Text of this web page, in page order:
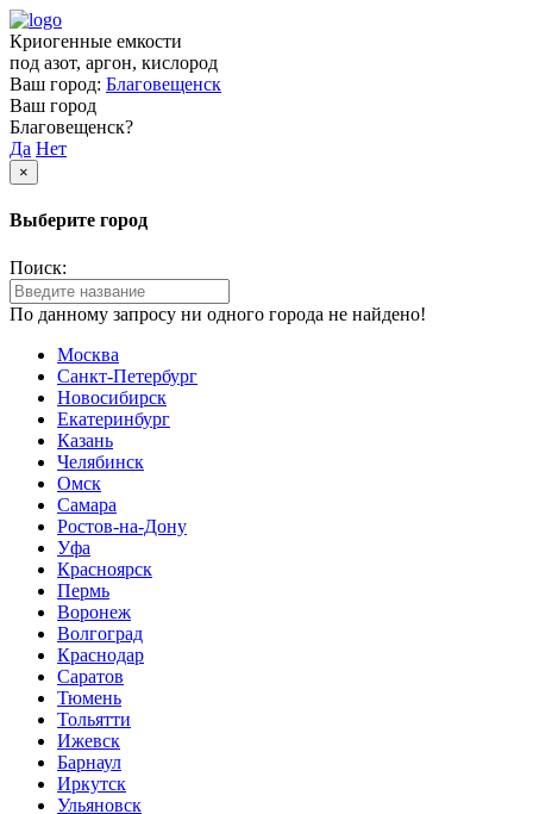
Криогенные емкости
под азот, аргон, кислород
Ваш город: Благовещенск
Ваш город
Благовещенск?
Да Нет
×
Выберите город
Поиск:
По данному запросу ни одного города не найдено!
Москва
Санкт-Петербург
Новосибирск
Екатеринбург
Казань
Челябинск
Омск
Самара
Ростов-на-Дону
Уфа
Красноярск
Пермь
Воронеж
Волгоград
Краснодар
Саратов
Тюмень
Тольятти
Ижевск
Барнаул
Иркутск
Ульяновск